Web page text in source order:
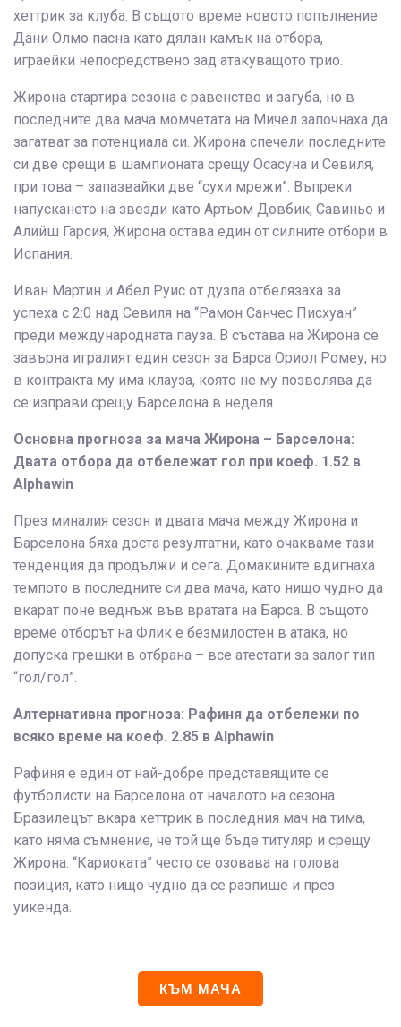
хеттрик за клуба. В същото време новото попълнение
Дани Олмо пасна като дялан камък на отбора,
играейки непосредствено зад атакуващото трио.
Жирона стартира сезона с равенство и загуба, но в
последните два мача момчетата на Мичел започнаха да
загатват за потенциала си. Жирона спечели последните
си две срещи в шампионата срещу Осасуна и Севиля,
при това – запазвайки две “сухи мрежи”. Въпреки
напускането на звезди като Артьом Довбик, Савиньо и
Алийш Гарсия, Жирона остава един от силните отбори в
Испания.
Иван Мартин и Абел Руис от дузпа отбелязаха за
успеха с 2:0 над Севиля на “Рамон Санчес Писхуан”
преди международната пауза. В състава на Жирона се
завърна игралият един сезон за Барса Ориол Ромеу, но
в контракта му има клауза, която не му позволява да
се изправи срещу Барселона в неделя.
Основна прогноза за мача Жирона – Барселона:
Двата отбора да отбележат гол при коеф. 1.52 в
Alphawin
През миналия сезон и двата мача между Жирона и
Барселона бяха доста резултатни, като очакваме тази
тенденция да продължи и сега. Домакините вдигнаха
темпото в последните си два мача, като нищо чудно да
вкарат поне веднъж във вратата на Барса. В същото
време отборът на Флик е безмилостен в атака, но
допуска грешки в отбрана – все атестати за залог тип
“гол/гол”.
Алтернативна прогноза: Рафиня да отбележи по
всяко време на коеф. 2.85 в Alphawin
Рафиня е един от най-добре представящите се
футболисти на Барселона от началото на сезона.
Бразилецът вкара хеттрик в последния мач на тима,
като няма съмнение, че той ще бъде титуляр и срещу
Жирона. “Кариоката” често се озовава на голова
позиция, като нищо чудно да се разпише и през
уикенда.
КЪМ МАЧА